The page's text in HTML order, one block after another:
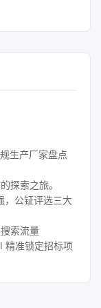
生产厂家盘点
探索之旅。
，公钲评选三大
索流量
精准锁定招标项